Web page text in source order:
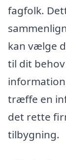
fagfolk.
kan vælge
til dit
træffe en
det rette
tilbygning.